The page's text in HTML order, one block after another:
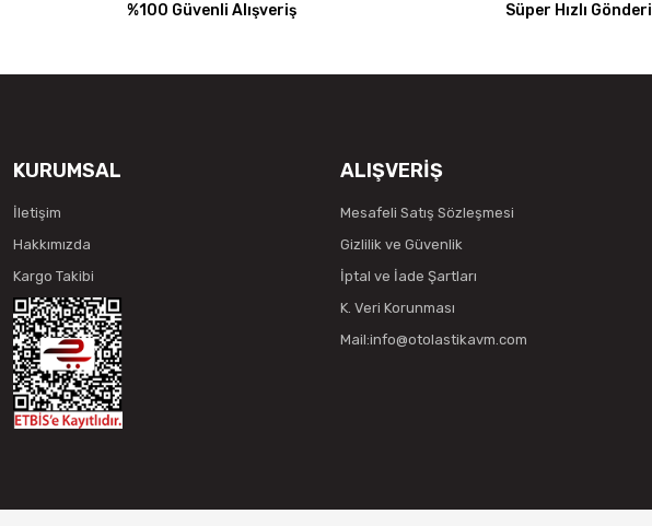
%100 Güvenli Alışveriş Süper Hızlı Gönderi
KURUMSAL
İletişim
Hakkımızda
Kargo Takibi
ALIŞVERİŞ
Mesafeli Satış Sözleşmesi
Gizlilik ve Güvenlik
İptal ve İade Şartları
K. Veri Korunması
Mail:info@otolastikavm.com